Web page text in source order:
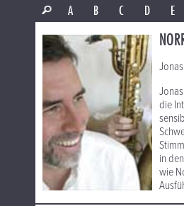
A
B C D E
die
in
wie